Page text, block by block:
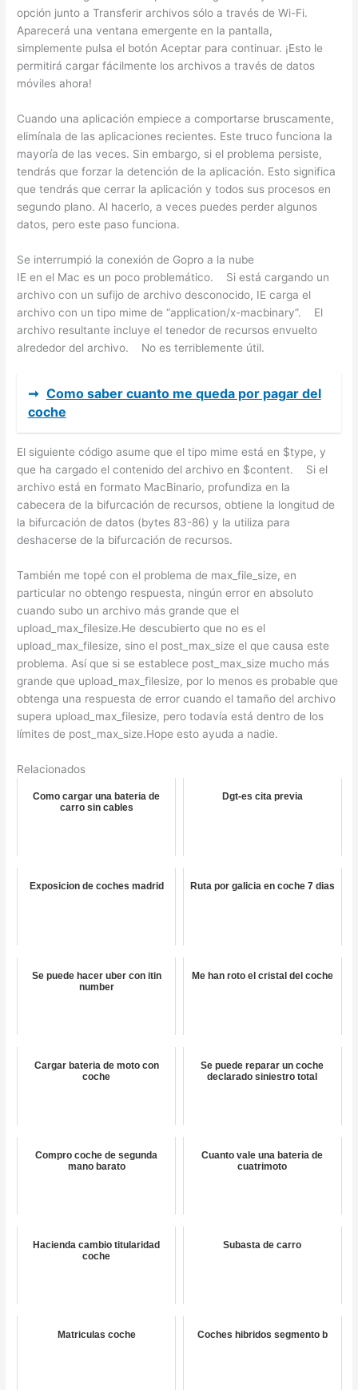
opción junto a Transferir archivos sólo a través de Wi-Fi.
Aparecerá una ventana emergente en la pantalla,
simplemente pulsa el botón Aceptar para continuar. ¡Esto le
permitirá cargar fácilmente los archivos a través de datos
móviles ahora!
Cuando una aplicación empiece a comportarse bruscamente,
elimínala de las aplicaciones recientes. Este truco funciona la
mayoría de las veces. Sin embargo, si el problema persiste,
tendrás que forzar la detención de la aplicación. Esto significa
que tendrás que cerrar la aplicación y todos sus procesos en
segundo plano. Al hacerlo, a veces puedes perder algunos
datos, pero este paso funciona.
Se interrumpió la conexión de Gopro a la nube
IE en el Mac es un poco problemático. Si está cargando un
archivo con un sufijo de archivo desconocido, IE carga el
archivo con un tipo mime de “application/x-macbinary”. El
archivo resultante incluye el tenedor de recursos envuelto
alrededor del archivo. No es terriblemente útil.
➞ Como saber cuanto me queda por pagar del
coche
El siguiente código asume que el tipo mime está en $type, y
que ha cargado el contenido del archivo en $content. Si el
archivo está en formato MacBinario, profundiza en la
cabecera de la bifurcación de recursos, obtiene la longitud de
la bifurcación de datos (bytes 83-86) y la utiliza para
deshacerse de la bifurcación de recursos.
También me topé con el problema de max_file_size, en
particular no obtengo respuesta, ningún error en absoluto
cuando subo un archivo más grande que el
upload_max_filesize.He descubierto que no es el
upload_max_filesize, sino el post_max_size el que causa este
problema. Así que si se establece post_max_size mucho más
grande que upload_max_filesize, por lo menos es probable que
obtenga una respuesta de error cuando el tamaño del archivo
supera upload_max_filesize, pero todavía está dentro de los
límites de post_max_size.Hope esto ayuda a nadie.
Relacionados
Como cargar una bateria de
carro sin cables
Dgt-es cita previa
Exposicion de coches madrid Ruta por galicia en coche 7 dias
Se puede hacer uber con itin
number
Me han roto el cristal del coche
Cargar bateria de moto con
coche
Se puede reparar un coche
declarado siniestro total
Compro coche de segunda
mano barato
Cuanto vale una bateria de
cuatrimoto
Hacienda cambio titularidad
coche
Subasta de carro
Matriculas coche Coches hibridos segmento b